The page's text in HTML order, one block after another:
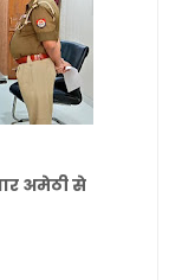
अमेठी से